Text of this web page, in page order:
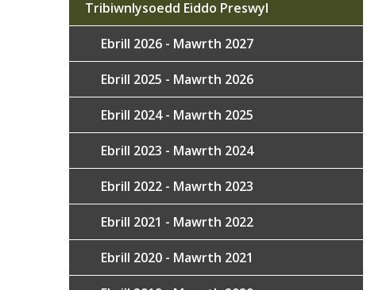
Tribiwnlysoedd Eiddo Preswyl
Ebrill 2026 - Mawrth 2027
Ebrill 2025 - Mawrth 2026
Ebrill 2024 - Mawrth 2025
Ebrill 2023 - Mawrth 2024
Ebrill 2022 - Mawrth 2023
Ebrill 2021 - Mawrth 2022
Ebrill 2020 - Mawrth 2021